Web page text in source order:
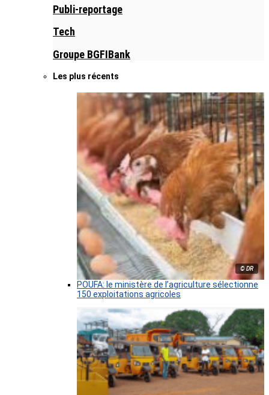
Publi-reportage
Tech
Groupe BGFIBank
Les plus récents
© DR
POUFA: le ministère de l’agriculture sélectionne
150 exploitations agricoles